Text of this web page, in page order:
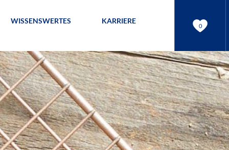
WISSENSWERTES KARRIERE
0